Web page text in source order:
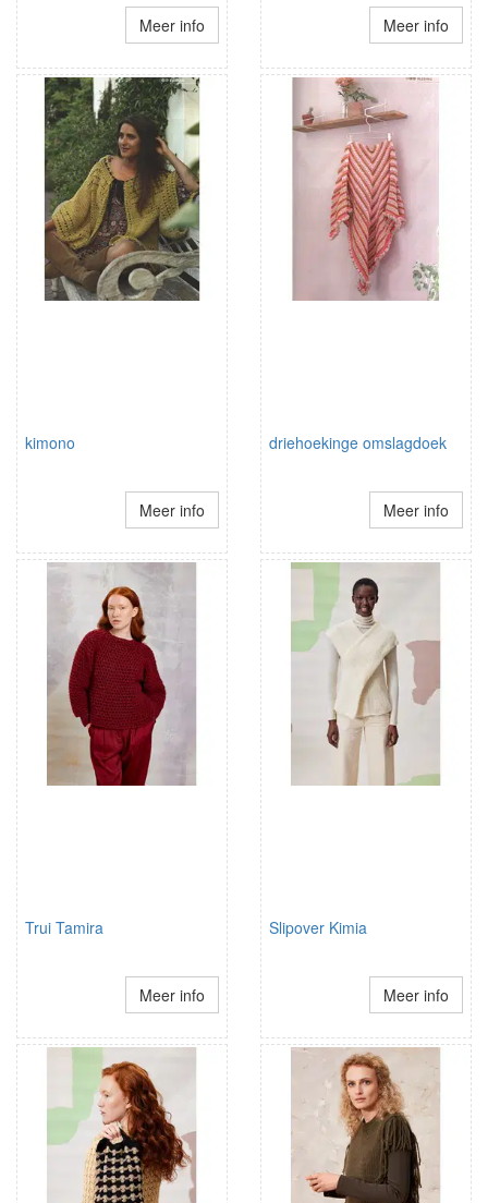
Meer info Meer info
kimono
Meer info
driehoekinge omslagdoek
Meer info
Trui Tamira
Meer info
Slipover Kimia
Meer info